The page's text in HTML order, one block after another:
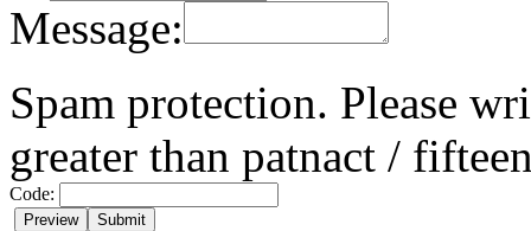
Message:
Spam protection. Please
greater than patnact /
Code: